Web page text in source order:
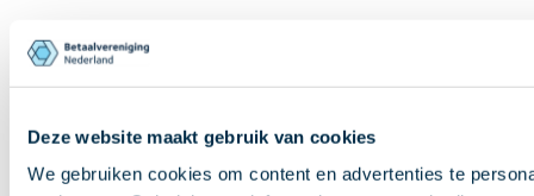
Deze website maakt gebruik van cookies
We gebruiken cookies om content en advertenties te